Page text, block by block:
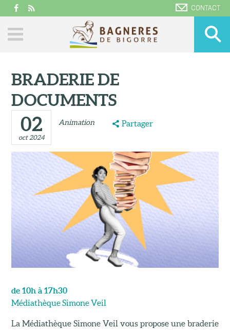
CONTACT
BRADERIE DE
DOCUMENTS
02
oct 2024
Animation Partager
de 10h à 17h30
Médiathèque Simone Veil
La Médiathèque Simone Veil vous propose une braderie